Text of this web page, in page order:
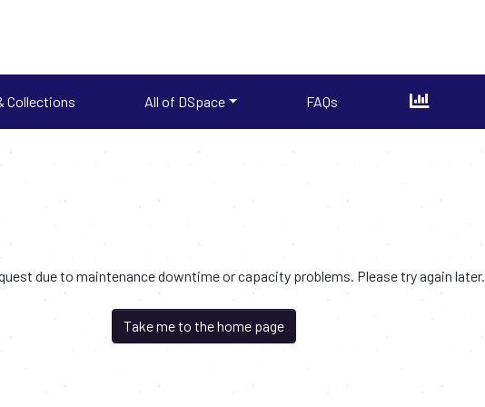
Collections All of DSpace FAQs
due to maintenance downtime or capacity problems. Please try again later.
Take me to the home page